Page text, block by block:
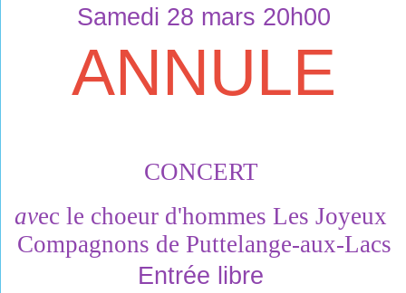
Samedi 28 mars 20h00
ANNULE
CONCERT
avec le choeur d'hommes Les Joyeux
Compagnons de Puttelange-aux-Lacs
Entrée libre